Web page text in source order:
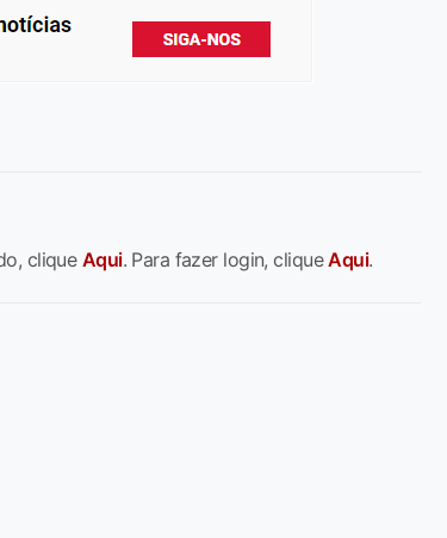
cliqueAqui. Para fazer login, cliqueAqui.